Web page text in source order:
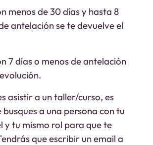
menos de 30 días y hasta 8
antelación se te devuelve el
7 días o menos de antelación
asistir a un taller/curso, es
busques a una persona con tu
y tu mismo rol para que te
que escribir un email a